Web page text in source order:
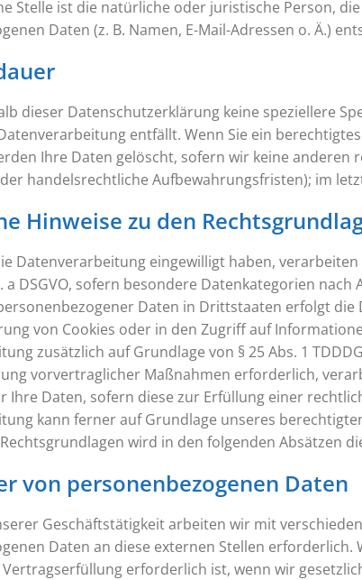
Stelle ist die natürliche oder juristische Person,
Daten (z. B. Namen, E-Mail-Adressen o. Ä.)
dieser Datenschutzerklärung keine speziellere
entfällt. Wenn Sie ein
Ihre Daten gelöscht, sofern wir keine
handelsrechtliche Aufbewahrungsfristen); im
Hinweise zu den
Datenverarbeitung eingewilligt haben,
a DSGVO, sofern besondere Datenkategorien
Daten in Drittstaaten erfolgt die
von Cookies oder in den Zugriff auf
zusätzlich auf Grundlage von § 25 Abs. 1
vorvertraglicher Maßnahmen erforderlich,
Ihre Daten, sofern diese zur Erfüllung einer
kann ferner auf Grundlage unseres
wird in den folgenden Absätzen
von personenbezogenen Daten
Geschäftstätigkeit arbeiten wir mit
Daten an diese externen Stellen
erforderlich ist, wenn wir